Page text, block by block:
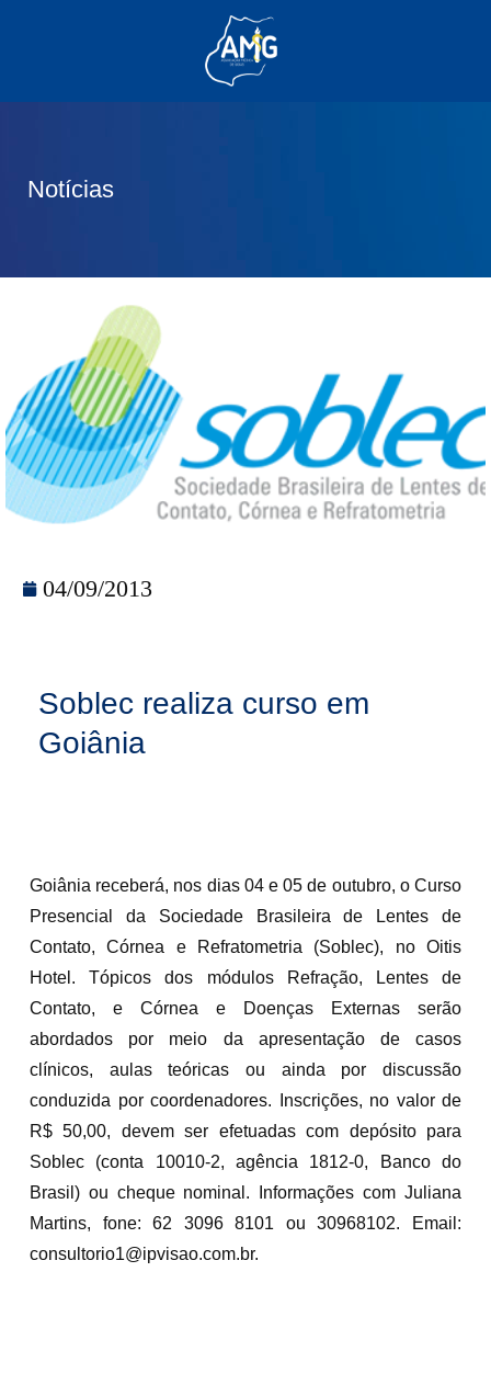
Notícias
04/09/2013
Soblec realiza curso em
Goiânia
Goiânia receberá, nos dias 04 e 05 de outubro, o Curso
Presencial da Sociedade Brasileira de Lentes de
Contato, Córnea e Refratometria (Soblec), no Oitis
Hotel. Tópicos dos módulos Refração, Lentes de
Contato, e Córnea e Doenças Externas serão
abordados por meio da apresentação de casos
clínicos, aulas teóricas ou ainda por discussão
conduzida por coordenadores. Inscrições, no valor de
R$ 50,00, devem ser efetuadas com depósito para
Soblec (conta 10010-2, agência 1812-0, Banco do
Brasil) ou cheque nominal. Informações com Juliana
Martins, fone: 62 3096 8101 ou 30968102. Email:
consultorio1@ipvisao.com.br.